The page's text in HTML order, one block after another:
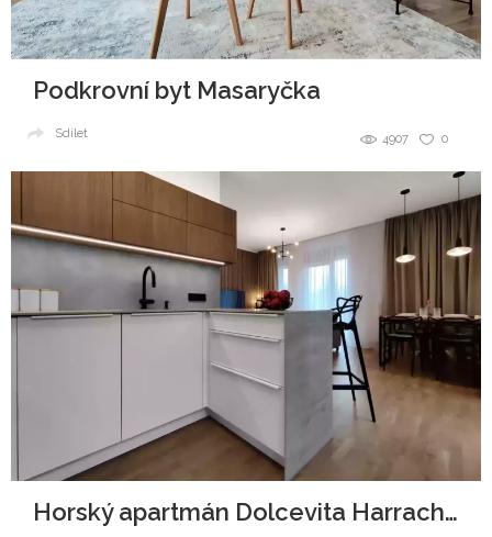
Podkrovní byt Masaryčka
0
4907
Sdílet
Horský apartmán Dolcevita Harrachov